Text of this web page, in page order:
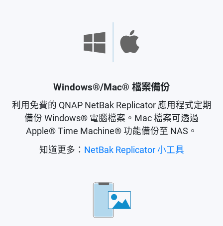
Windows®/Mac® 檔案備份
利用免費的 QNAP NetBak Replicator 應用程式定期
備份 Windows® 電腦檔案。Mac 檔案可透過
Apple® Time Machine® 功能備份至 NAS。
知道更多： NetBak Replicator 小工具